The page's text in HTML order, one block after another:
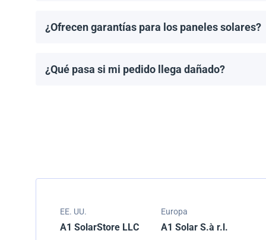
¿Ofrecen garantías para los paneles solares?
¿Qué pasa si mi pedido llega dañado?
EE. UU.
A1 SolarStore LLC
Europa
A1 Solar S.à r.l.